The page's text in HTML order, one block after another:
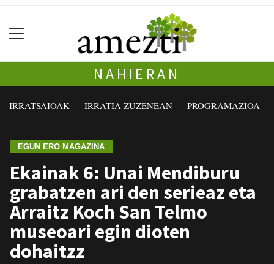
NAHIERAN
IRRATSAIOAK IRRATIA ZUZENEAN PROGRAMAZIOA
EGUN ERO MAGAZINA
Ekainak 6: Unai Mendiburu
grabatzen ari den serieaz eta
Arraitz Koch San Telmo
museoari egin dioten
dohaitzz